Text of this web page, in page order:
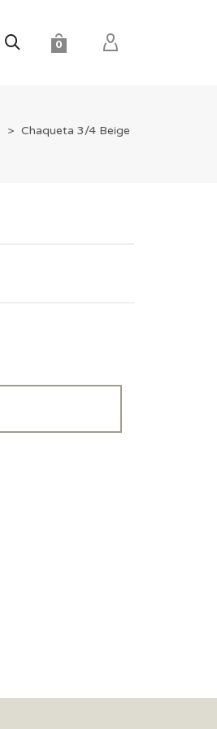
0
> Chaqueta 3/4 Beige